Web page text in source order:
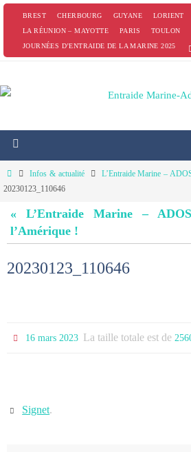
PasserBREST CHERBOURG GUYANE LORIENT
LA RÉUNION – MAYOTTE
PARIS
TOULON
JOURNÉES D’ENTRAIDE DE LA MARINE 2025
HomeInfos & actualité
L’Entraide Marine –
20230123_110646
« L’Entraide Marine –
l’Amérique !
20230123_110646
16 mars 2023 La taille totale est de
Signet.